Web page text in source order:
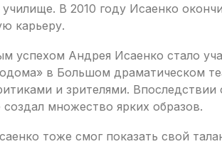
училище. В 2010 году Исаенко
карьеру.
успехом Андрея Исаенко стало
в Большом драматическом
и зрителями.
создал множество ярких образов.
тоже смог показать свой